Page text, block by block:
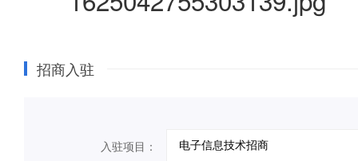
招商入驻
入驻项目：